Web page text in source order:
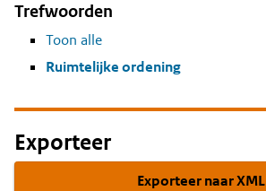
Trefwoorden
Toon alle
Ruimtelijke ordening
Exporteer
Exporteer naar XML